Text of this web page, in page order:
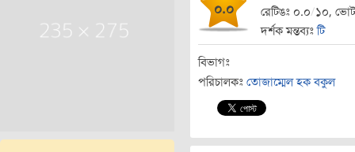
০.০
রেটিঙঃ ০.০/১০,
দর্শক মন্তব্যঃটি
বিভাগঃ
পরিচালকঃ তোজাম্মেল হক বকুল